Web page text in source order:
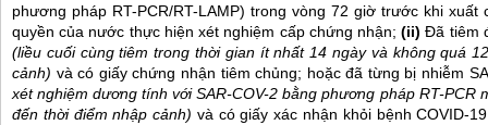
phương pháp RT-PCR/RT-LAMP) trong vòng 72 giờ trước khi
quyền của nước thực hiện xét nghiệm cấp chứng nhận;(ii)Đã tiêm
(liều cuối cùng tiêm trong thời gian ít nhất 14 ngày và không quá
cảnh) và có giấy chứng nhận tiêm chủng; hoặc đã từng bị nhiễm
xét nghiệm dương tính với SAR-COV-2 bằng phương pháp RT-PCR
đến thời điểm nhập cảnh) và có giấy xác nhận khỏi bệnh COVID-